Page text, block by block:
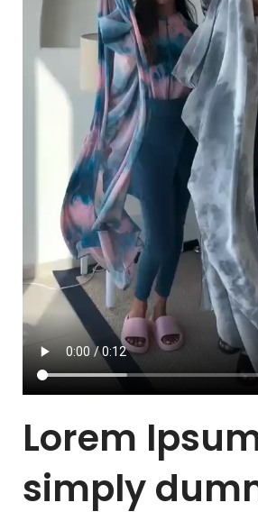
Lorem
simply